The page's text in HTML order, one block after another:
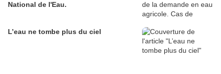
National de l'Eau.
L’eau ne tombe plus du ciel